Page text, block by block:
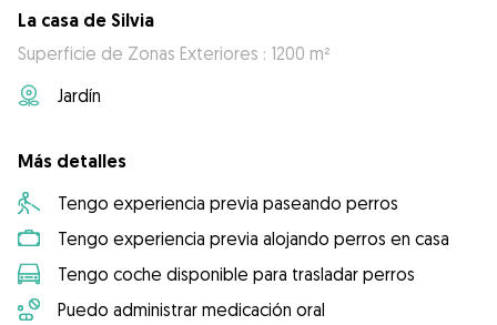
La casa de Silvia
Superficie de Zonas Exteriores : 1200 m²
Jardín
Más detalles
Tengo experiencia previa paseando perros
Tengo experiencia previa alojando perros en casa
Tengo coche disponible para trasladar perros
Puedo administrar medicación oral